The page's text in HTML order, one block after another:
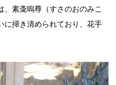
、素戔嗚尊（すさのおのみこ
に掃き清められており、花手